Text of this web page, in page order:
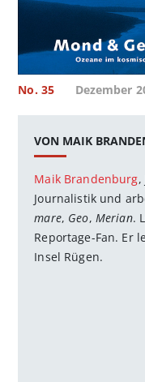
No. 35 Dezember
VON MAIK
Maik Brandenburg
Journalistik und
mare, Geo, Merian.
Reportage-Fan. Er
Insel Rügen.